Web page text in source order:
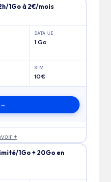
1Go à 2€/mois
DATA UE
1 Go
SIM
10€
+
1Go + 20Go en